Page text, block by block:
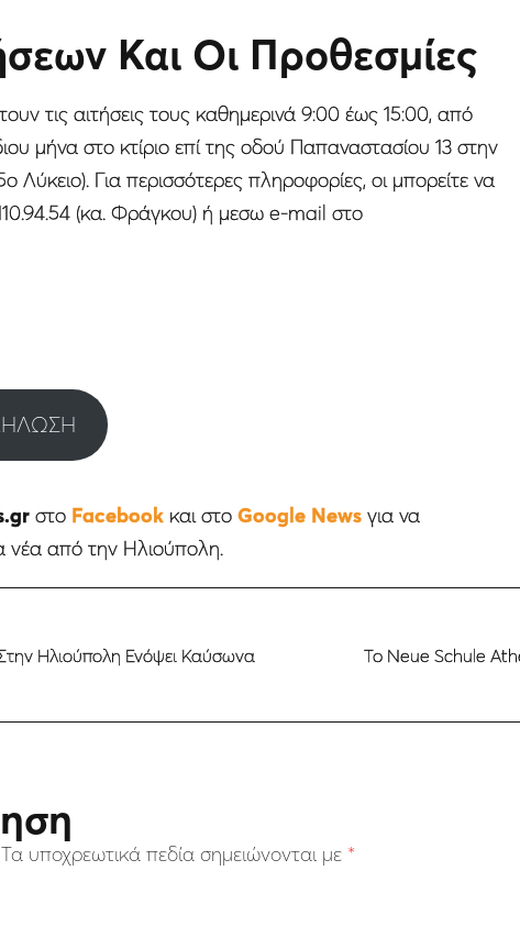
Και Οι Προθεσμίες
τις αιτήσεις τους καθημερινά 9:00 έως 15:00, από
μήνα στο κτίριο επί της οδού Παπαναστασίου 13 στην
Για περισσότερες πληροφορίες, οι μπορείτε να
(κα. Φράγκου) ή μεσω e-mail στο
στο Facebookκαι στο Google Newsγια να
νέα από την Ηλιούπολη.
Ηλιούπολη Ενόψει Καύσωνα
To Neue Schule
Τα υποχρεωτικά πεδία σημειώνονται με *